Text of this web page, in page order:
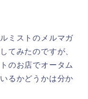
ミストのメルマガ
てみたのですが、
のお店でオータム
るかどうかは分か